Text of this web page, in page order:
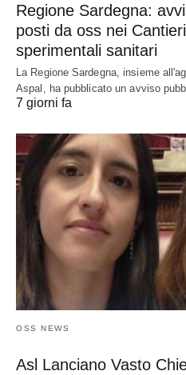
Regione Sardegna:
posti da oss nei
sperimentali sanitari
La Regione Sardegna, insieme
Aspal, ha pubblicato un avviso
7 giorni fa
OSS NEWS
Asl Lanciano Vasto